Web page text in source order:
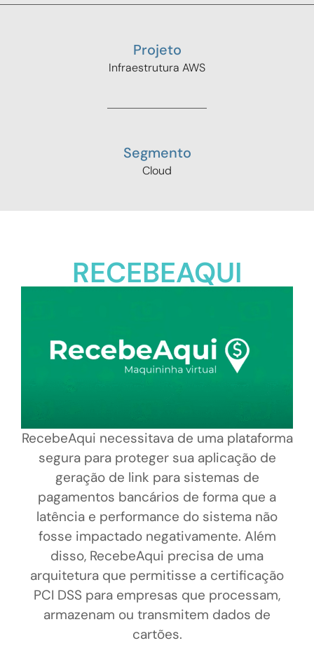
Projeto
Infraestrutura AWS
Segmento
Cloud
RECEBEAQUI
RecebeAqui necessitava de uma plataforma
segura para proteger sua aplicação de
geração de link para sistemas de
pagamentos bancários de forma que a
latência e performance do sistema não
fosse impactado negativamente. Além
disso, RecebeAqui precisa de uma
arquitetura que permitisse a certificação
PCI DSS para empresas que processam,
armazenam ou transmitem dados de
cartões.